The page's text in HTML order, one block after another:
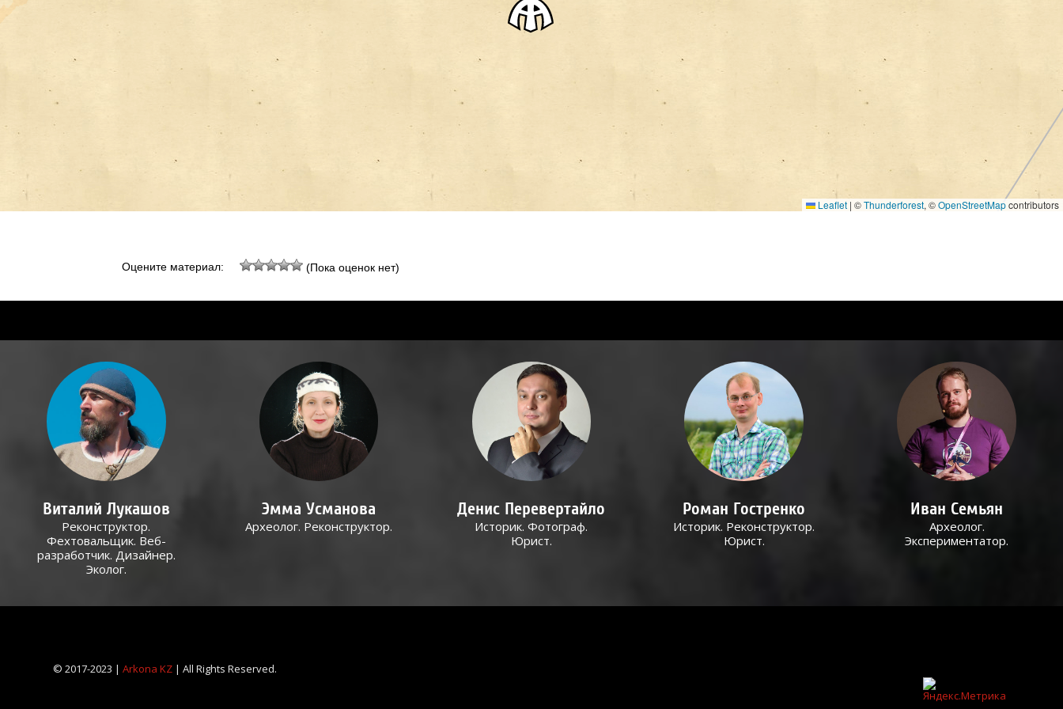
Leaflet | ©Thunderforest, ©OpenStreetMapcontributors
Оцените материал: (Пока оценок нет)
Виталий Лукашов
Реконструктор.
Фехтовальщик. Веб-
разработчик. Дизайнер.
Эколог.
Эмма Усманова
Археолог. Реконструктор.
Денис Перевертайло
Историк. Фотограф.
Юрист.
Роман Гостренко
Историк. Реконструктор.
Юрист.
Иван Семьян
Археолог.
Экспериментатор.
© 2017-2023 |Arkona KZ | All Rights Reserved.